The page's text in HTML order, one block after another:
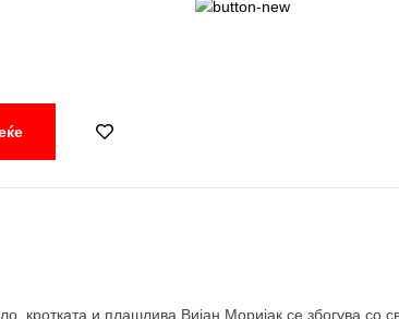
кротката и плашлива Вијан Моријак се збогува со